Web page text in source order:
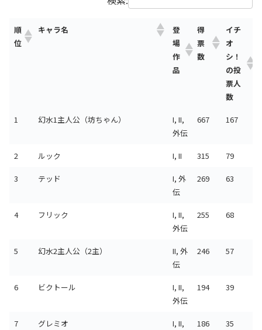
順
位
キャラ名
登
場
作
品
得
票
数
イチ
オ
シ！
の投
票人
数
順
キャラ名
登
場
品
得
イチ
の投
数
1 幻水1主人公（坊ちゃん）
I, II,
外伝
667 167
2 ルック I, II 315 79
3 テッド
I, 外
伝
269 63
4 フリック
I, II,
外伝
255 68
5 幻水2主人公（2主）
II, 外
伝
246 57
6 ビクトール
I, II,
外伝
194 39
7 グレミオ
I, II,
186 35